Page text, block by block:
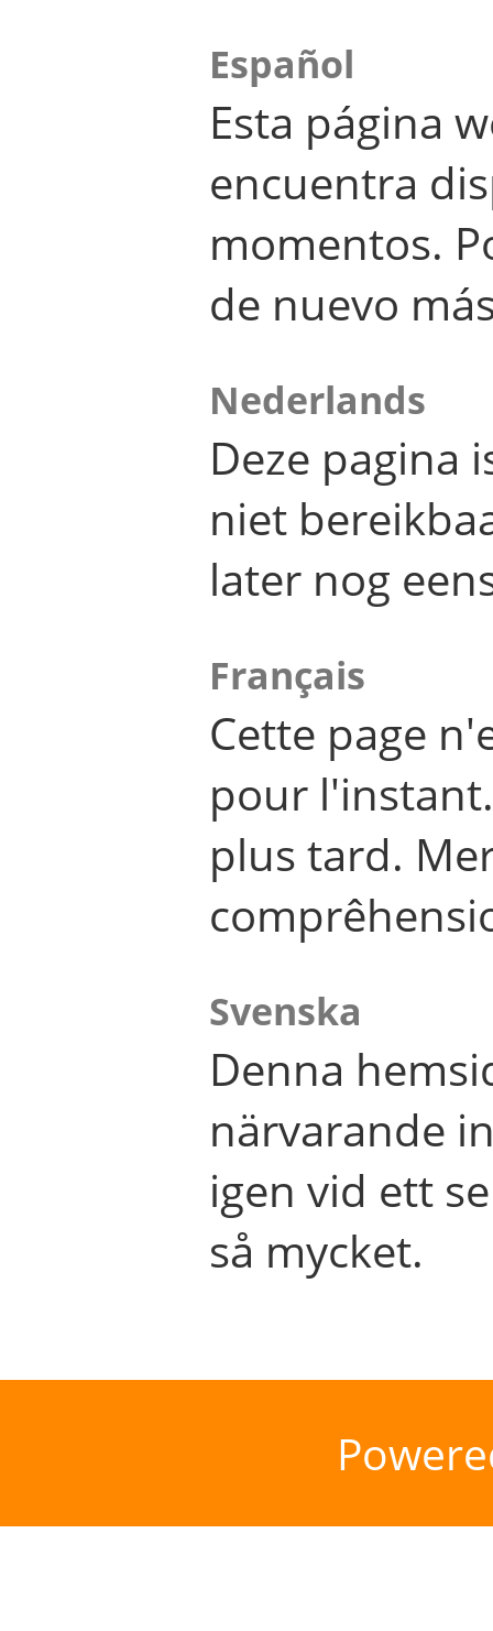
Español
Esta página
encuentra
momentos.
de nuevo
Nederlands
Deze pagina
niet
later nog
Français
Cette page
pour
plus tard.
Svenska
Denna
närvarande
igen vid ett
så mycket.